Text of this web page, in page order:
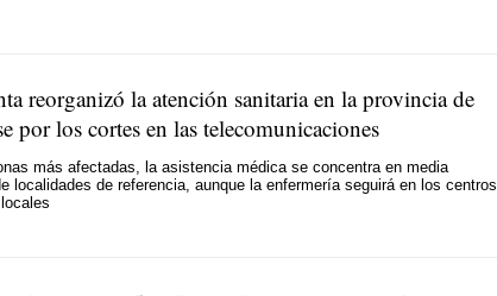
reorganizó la atención sanitaria en la provincia de
por los cortes en las telecomunicaciones
más afectadas, la asistencia médica se concentra en media
localidades de referencia, aunque la enfermería seguirá en los centros